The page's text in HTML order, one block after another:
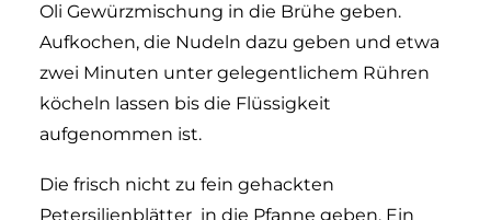
Oli Gewürzmischung in die Brühe geben.
Aufkochen, die Nudeln dazu geben und etwa
zwei Minuten unter gelegentlichem Rühren
köcheln lassen bis die Flüssigkeit
aufgenommen ist.
Die frisch nicht zu fein gehackten
Petersilienblätter in die Pfanne geben. Ein